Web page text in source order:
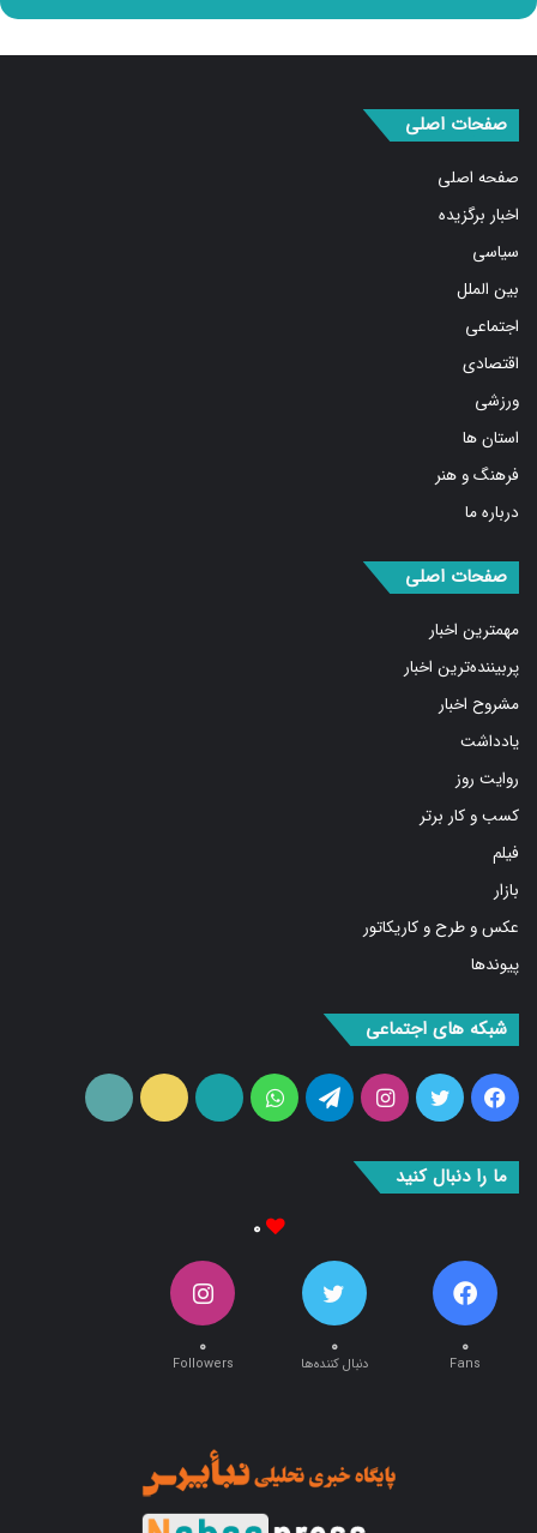
صفحات اصلی
صفحه اصلی
اخبار برگزیده
سیاسی
بین الملل
اجتماعی
اقتصادی
ورزشی
استان ها
فرهنگ و هنر
درباره ما
صفحات اصلی
مهمترین اخبار
پربیننده‌ترین اخبار
مشروح اخبار
یادداشت
روایت روز
کسب و کار برتر
فیلم
بازار
عکس و طرح و کاریکاتور
پیوندها
شبکه های اجتماعی
فیس
توییتر اینستاگرامتلگرام واتس
آپارات ایتا
ما را دنبال کنید
۰
۰
Fans
۰
دنبال کننده‌ها
۰
Followers